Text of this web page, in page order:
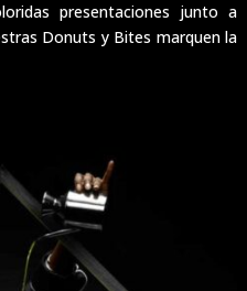
presentaciones junto a
Donuts y Bites marquen la